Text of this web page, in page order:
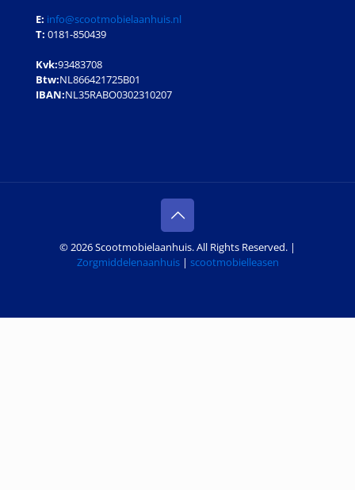
E: info@scootmobielaanhuis.nl
T: 0181-850439
Kvk:93483708
Btw:NL866421725B01
IBAN:NL35RABO0302310207
© 2026 Scootmobielaanhuis. All Rights Reserved. |
Zorgmiddelenaanhuis| scootmobielleasen